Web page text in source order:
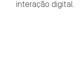
interação digital.